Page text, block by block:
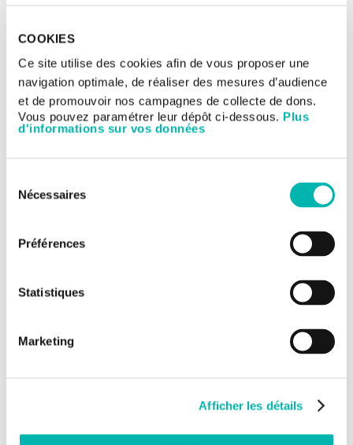
COOKIES
Ce site utilise des cookies afin de vous proposer une
navigation optimale, de réaliser des mesures d’audience
et de promouvoir nos campagnes de collecte de dons.
Vous pouvez paramétrer leur dépôt ci-dessous. Plus
d'informations sur vos données
Nécessaires
Préférences
Statistiques
Marketing
Afficher les détails